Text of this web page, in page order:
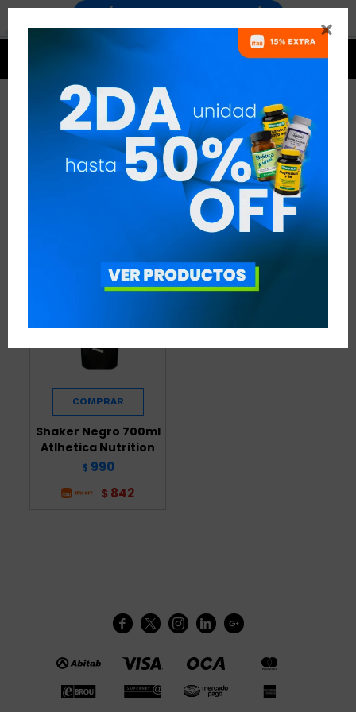

PRODUCTOS ATLHETICA
NUTRITION
RECOMENDADOS
Shaker Negro 700ml
Atlhetica Nutrition
$ 990
$ 842
    